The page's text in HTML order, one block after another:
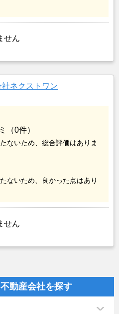
せん
ネクストワン
（0件）
ないため、総合評価はありま
ないため、良かった点はあり
せん
動産会社を探す